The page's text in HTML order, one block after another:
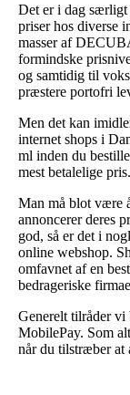
Det er i dag
priser hos diverse
masser af
formindske
og samtidig til
præstere portofri
Men det kan
internet shops i
ml inden du
mest betalelige pris.
Man må blot være
annoncerer deres
god, så er det i
online webshop.
omfavnet af en
bedrageriske
Generelt tilråder vi
MobilePay. Som
når du tilstræber at